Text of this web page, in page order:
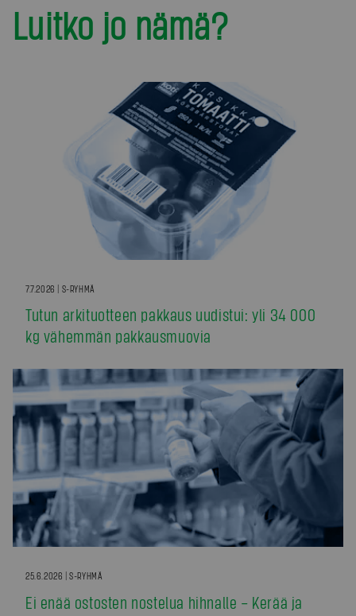
Luitko jo nämä?
7.7.2026 | S-RYHMÄ
Tutun arkituotteen pakkaus uudistui: yli 34 000
kg vähemmän pakkausmuovia
25.6.2026 | S-RYHMÄ
Ei enää ostosten nostelua hihnalle – Kerää ja